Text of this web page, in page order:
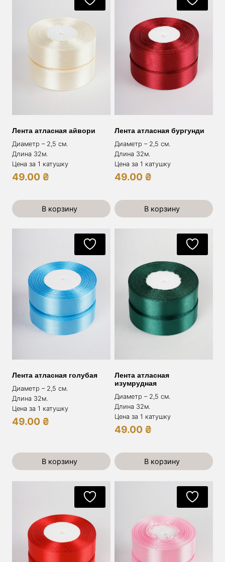
Лента атласная айвори
Диаметр – 2,5 см.
Длина 32м.
Цена за 1 катушку
49.00 ₴
В корзину
Лента атласная бургунди
Диаметр – 2,5 см.
Длина 32м.
Цена за 1 катушку
49.00 ₴
В корзину
Лента атласная голубая
Диаметр – 2,5 см.
Длина 32м.
Цена за 1 катушку
49.00 ₴
В корзину
Лента атласная
изумрудная
Диаметр – 2,5 см.
Длина 32м.
Цена за 1 катушку
49.00 ₴
В корзину